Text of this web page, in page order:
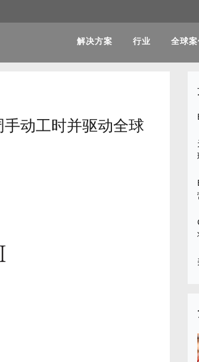
解决方案 行业 全球
动工时并驱动全球